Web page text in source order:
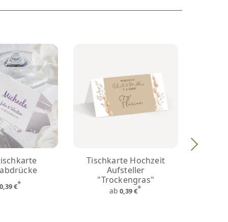
0,39 €*
Tischkarte Hochzeit
Aufsteller
"Trockengras"
ab 0,39 €*